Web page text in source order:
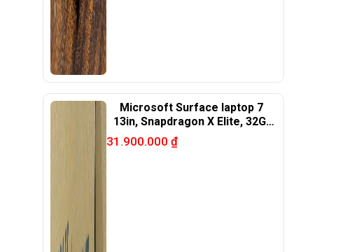
Microsoft Surface laptop 7
13in, Snapdragon X Elite, 32G,
1TB, black
31.900.000 ₫